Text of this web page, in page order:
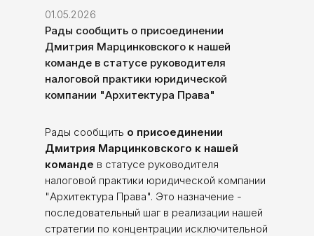
01.05.2026
Рады сообщить о присоединении
Дмитрия Марцинковского к нашей
команде в статусе руководителя
налоговой практики юридической
компании "Архитектура Права"
Рады сообщить о присоединении
Дмитрия Марцинковского к нашей
команде в статусе руководителя
налоговой практики юридической компании
"Архитектура Права". Это назначение -
последовательный шаг в реализации нашей
стратегии по концентрации исключительной